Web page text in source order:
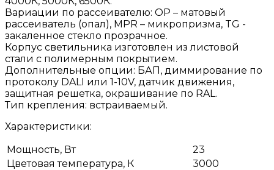
Вариации по рассеивателю: OP – матовый
рассеиватель (опал), МPR – микропризма, TG -
закаленное стекло прозрачное.
Корпус светильника изготовлен из листовой
стали с полимерным покрытием.
Дополнительные опции: БАП, диммирование по
протоколу DALI или 1-10V, датчик движения,
защитная решетка, окрашивание по RAL.
Тип крепления: встраиваемый.
Характеристики:
Мощность, Вт
23
Цветовая температура, К
3000